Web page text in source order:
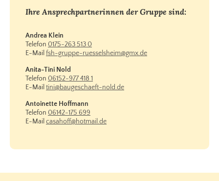
Ihre Ansprechpartnerinnen der Gruppe sind:
Andrea Klein
Telefon 0175-263 513 0
E-Mail fsh-gruppe-ruesselsheim@gmx.de
Anita-Tini Nold
Telefon 06152-977 418 1
E-Mail tini@baugeschaeft-nold.de
Antoinette Hoffmann
Telefon 06142-175 699
E-Mail casahoff@hotmail.de